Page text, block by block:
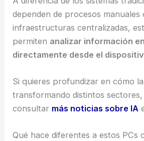
dependen de procesos manuales
infraestructuras centralizadas,
permiten analizar información
directamente desde el
Si quieres profundizar en cómo
transformando distintos sectores,
consultar más noticias sobre IA
Qué hace diferentes a estos PCs